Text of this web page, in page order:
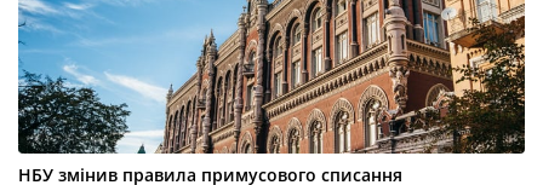
НБУ змінив правила примусового списання